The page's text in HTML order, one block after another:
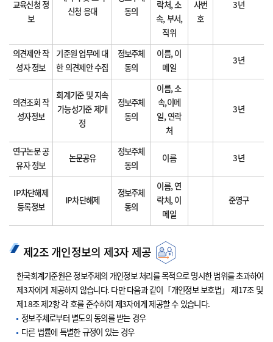
교육신청 정
보
신청 응대
동의
락처, 소
속, 부서,
직위
사번
호
3년
의견제안 작
성자 정보
기준원 업무에 대
한 의견제안 수집
정보주체
동의
이름, 이
메일
3년
의견조회 작
성자정보
회계기준 및 지속
가능성기준 제개
정
정보주체
동의
이름, 소
속,이메
일, 연락
처
3년
연구논문 공
유자 정보
논문공유
정보주체
동의
이름 3년
IP차단해제
등록정보
IP차단해제
정보주체
동의
이름, 연
락처, 이
메일
준영구
제2조 개인정보의 제3자 제공
한국회계기준원은 정보주체의 개인정보 처리를 목적으로 명시한 범위를 초과하여
제3자에게 제공하지 않습니다. 다만 다음과 같이「개인정보 보호법」 제17조 및
제18조 제2항 각 호를 준수하여 제3자에게 제공할 수 있습니다.
정보주체로부터 별도의 동의를 받는 경우
다른 법률에 특별한 규정이 있는 경우